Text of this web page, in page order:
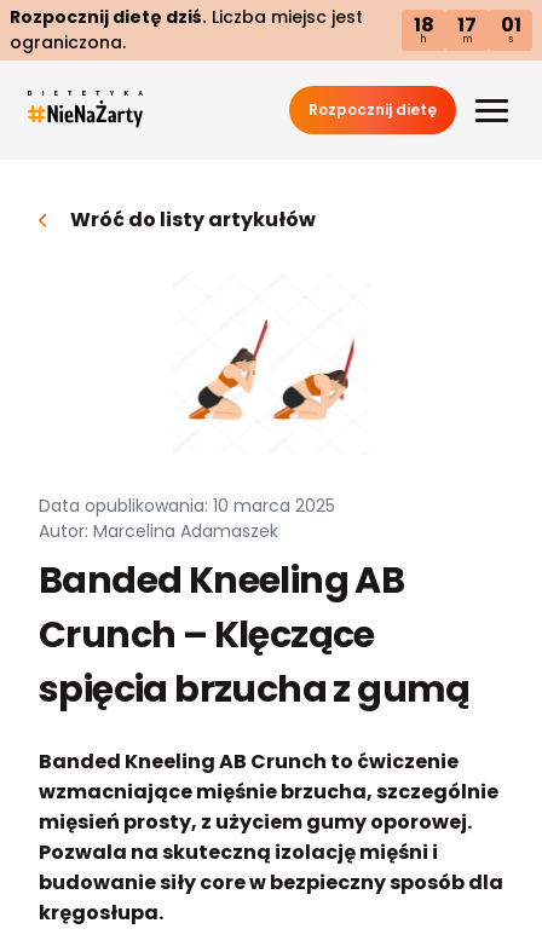
Rozpocznij dietę dziś. Liczba miejsc jest
ograniczona.
18
h
17
m
00
s
Rozpocznij dietę
Wróć do listy artykułów
Data opublikowania: 10 marca 2025
Autor: Marcelina Adamaszek
Banded Kneeling AB
Crunch – Klęczące
spięcia brzucha z gumą
Banded Kneeling AB Crunch to ćwiczenie
wzmacniające mięśnie brzucha, szczególnie
mięsień prosty, z użyciem gumy oporowej.
Pozwala na skuteczną izolację mięśni i
budowanie siły core w bezpieczny sposób dla
kręgosłupa.